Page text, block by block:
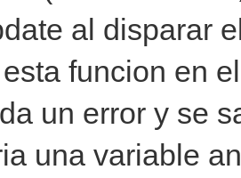
al disparar
funcion en
un error y se
una variable